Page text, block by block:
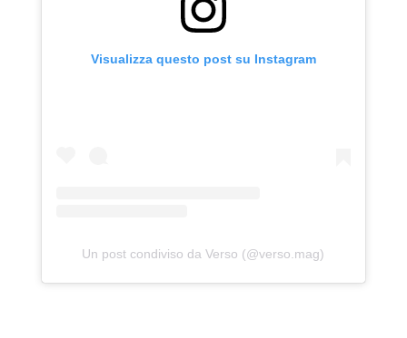
Visualizza questo post su Instagram
Un post condiviso da Verso (@verso.mag)